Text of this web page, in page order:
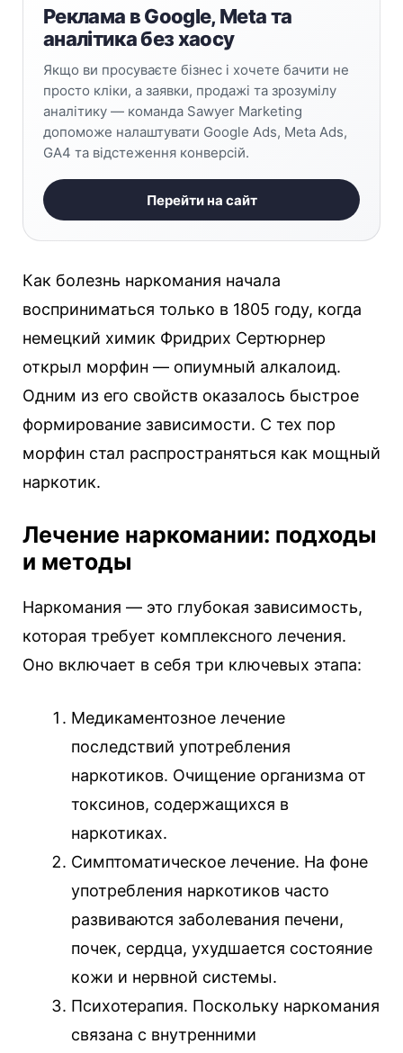
Реклама в Google, Meta та
аналітика без хаосу
Якщо ви просуваєте бізнес і хочете бачити не
просто кліки, а заявки, продажі та зрозумілу
аналітику — команда Sawyer Marketing
допоможе налаштувати Google Ads, Meta Ads,
GA4 та відстеження конверсій.
Перейти на сайт
Как болезнь наркомания начала
восприниматься только в 1805 году, когда
немецкий химик Фридрих Сертюрнер
открыл морфин — опиумный алкалоид.
Одним из его свойств оказалось быстрое
формирование зависимости. С тех пор
морфин стал распространяться как мощный
наркотик.
Лечение наркомании: подходы
и методы
Наркомания — это глубокая зависимость,
которая требует комплексного лечения.
Оно включает в себя три ключевых этапа:
Медикаментозное лечение
последствий употребления
наркотиков. Очищение организма от
токсинов, содержащихся в
наркотиках.
Симптоматическое лечение. На фоне
употребления наркотиков часто
развиваются заболевания печени,
почек, сердца, ухудшается состояние
кожи и нервной системы.
Психотерапия. Поскольку наркомания
связана с внутренними